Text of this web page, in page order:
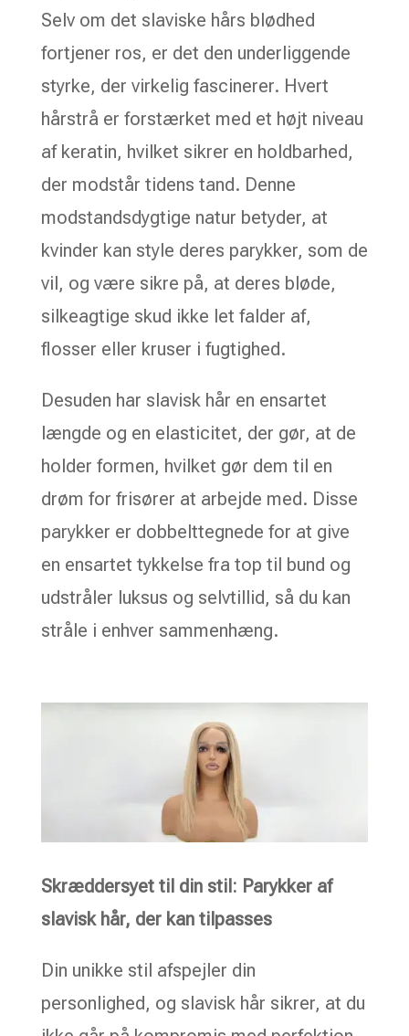
Selv om det slaviske hårs blødhed
fortjener ros, er det den underliggende
styrke, der virkelig fascinerer. Hvert
hårstrå er forstærket med et højt niveau
af keratin, hvilket sikrer en holdbarhed,
der modstår tidens tand. Denne
modstandsdygtige natur betyder, at
kvinder kan style deres parykker, som de
vil, og være sikre på, at deres bløde,
silkeagtige skud ikke let falder af,
flosser eller kruser i fugtighed.
Desuden har slavisk hår en ensartet
længde og en elasticitet, der gør, at de
holder formen, hvilket gør dem til en
drøm for frisører at arbejde med. Disse
parykker er dobbelttegnede for at give
en ensartet tykkelse fra top til bund og
udstråler luksus og selvtillid, så du kan
stråle i enhver sammenhæng.
Skræddersyet til din stil: Parykker af
slavisk hår, der kan tilpasses
Din unikke stil afspejler din
personlighed, og slavisk hår sikrer, at du